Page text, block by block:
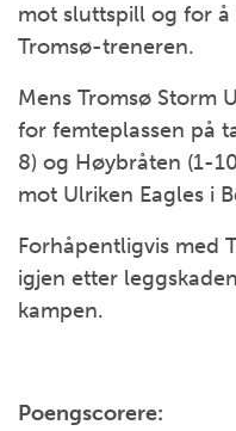
mot sluttspill og for
Tromsø-treneren.
Mens Tromsø Storm
for femteplassen på
8) og Høybråten (1-
mot Ulriken Eagles i
Forhåpentligvis med
igjen etter
kampen.
Poengscorere: